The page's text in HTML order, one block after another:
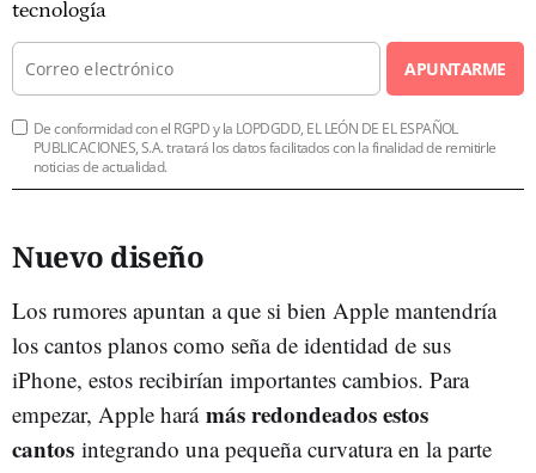
tecnología
APUNTARME
De conformidad con el RGPD y la LOPDGDD, EL LEÓN DE EL ESPAÑOL
PUBLICACIONES, S.A. tratará los datos facilitados con la finalidad de remitirle
noticias de actualidad.
Nuevo diseño
Los rumores apuntan a que si bien Apple mantendría
los cantos planos como seña de identidad de sus
iPhone, estos recibirían importantes cambios. Para
empezar, Apple hará más redondeados estos
cantos integrando una pequeña curvatura en la parte